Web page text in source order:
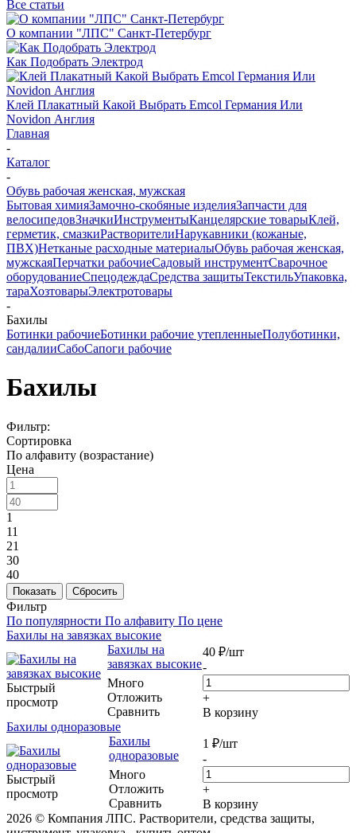
Все статьи
О компании "ЛПС" Санкт-Петербург
Как Подобрать Электрод
Клей Плакатный Какой Выбрать Emcol Германия Или
Novidon Англия
Главная
-
Каталог
-
Обувь рабочая женская, мужская
Бытовая химияЗамочно-скобяные изделияЗапчасти для
велосипедовЗначкиИнструментыКанцелярские товарыКлей,
герметик, смазкиРастворителиНарукавники (кожаные,
ПВХ)Нетканые расходные материалыОбувь рабочая женская,
мужскаяПерчатки рабочиеСадовый инструментСварочное
оборудованиеСпецодеждаСредства защитыТекстильУпаковка,
тараХозтоварыЭлектротовары
-
Бахилы
Ботинки рабочиеБотинки рабочие утепленныеПолуботинки,
сандалииСабоСапоги рабочие
Бахилы
Фильтр:
Сортировка
По алфавиту (возрастание)
Цена
1
11
21
30
40
Показать Сбросить
Фильтр
По популярности По алфавиту По цене
Бахилы на завязках высокие
Быстрый
просмотр
Бахилы на
завязках высокие
Много
Отложить
Сравнить
40 ₽/шт
-
+
В корзину
Бахилы одноразовые
Быстрый
просмотр
Бахилы
одноразовые
Много
Отложить
Сравнить
1 ₽/шт
-
+
В корзину
2026 © Компания ЛПС. Растворители, средства защиты,